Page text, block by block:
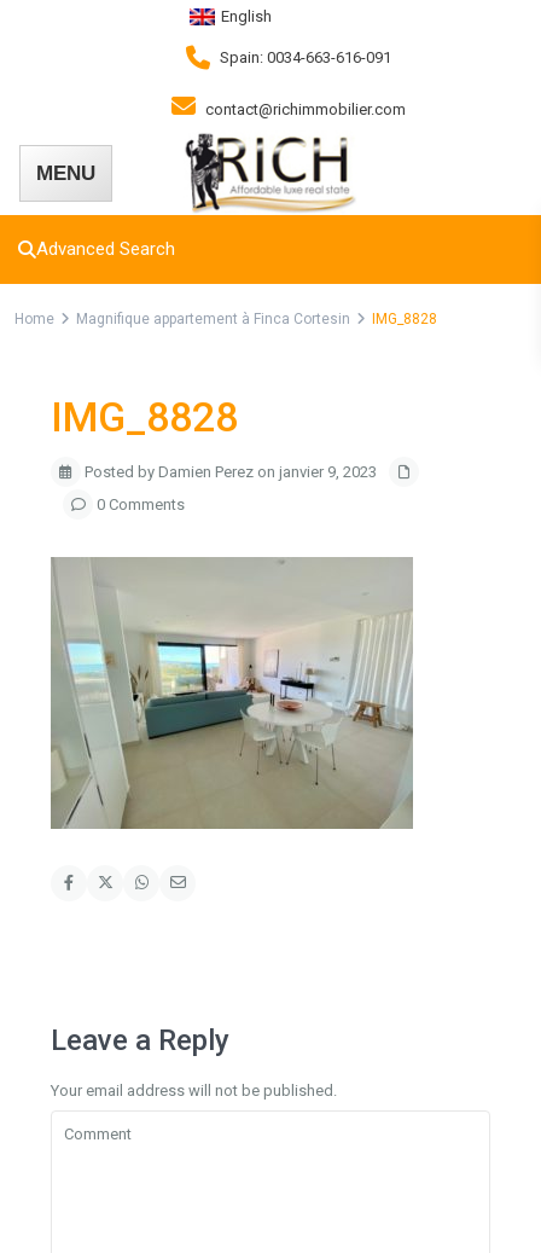
English
Spain: 0034-663-616-091
contact@richimmobilier.com
Advanced Search
Home Magnifique appartement à Finca Cortesin IMG_8828
IMG_8828
Posted by Damien Perez on janvier 9, 2023
0 Comments
Leave a Reply
Your email address will not be published.